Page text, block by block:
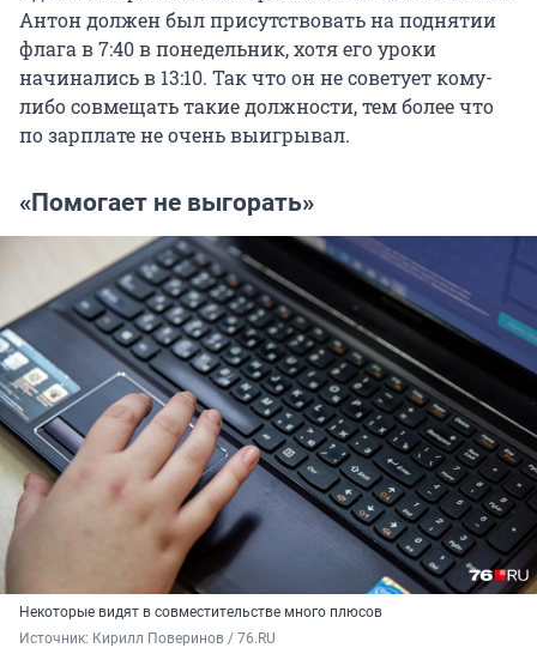
Антон должен был присутствовать на поднятии
флага в 7:40 в понедельник, хотя его уроки
начинались в 13:10. Так что он не советует кому-
либо совмещать такие должности, тем более что
по зарплате не очень выигрывал.
«Помогает не выгорать»
Некоторые видят в совместительстве много плюсов
Источник: Кирилл Поверинов / 76.RU